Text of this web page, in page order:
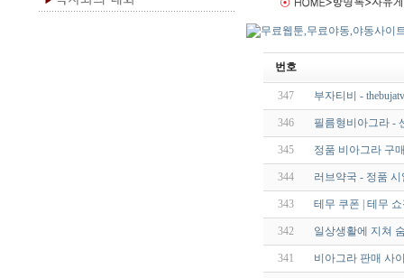
번호
347 부자티비 -
346 필름형비아그라 -
345 정품 비아그라 구
344 러브약국 - 정품
343 테무 쿠폰 | 테무
342 일상생활에 지쳐
341 비아그라 판매 사